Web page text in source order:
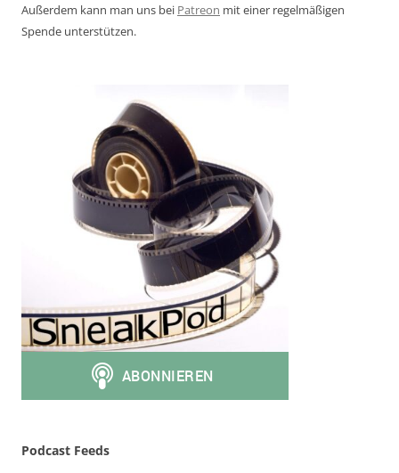
Außerdem kann man uns bei Patreon mit einer regelmäßigen
Spende unterstützen.
Podcast Feeds